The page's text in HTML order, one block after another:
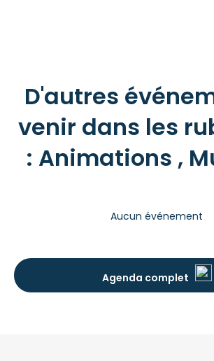
D'autres
venir dans les
: Animations ,
Aucun événement
Agenda complet